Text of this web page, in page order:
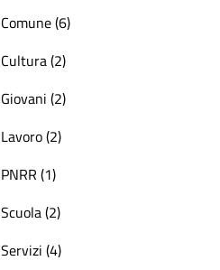
Comune (6)
Cultura (2)
Giovani (2)
Lavoro (2)
PNRR (1)
Scuola (2)
Servizi (4)